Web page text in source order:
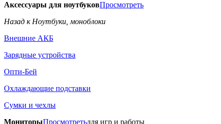
Аксессуары для ноутбуковПросмотреть
Назад к Ноутбуки, моноблоки
Внешние АКБ
Зарядные устройства
Опти-Бей
Охлаждающие подставки
Сумки и чехлы
МониторыПросмотретьдля игр и работы